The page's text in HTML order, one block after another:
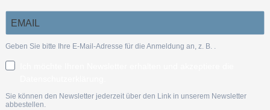
Geben Sie bitte Ihre E-Mail-Adresse für die Anmeldung an, z. B. .
Sie können den Newsletter jederzeit über den Link in unserem Newsletter
abbestellen.